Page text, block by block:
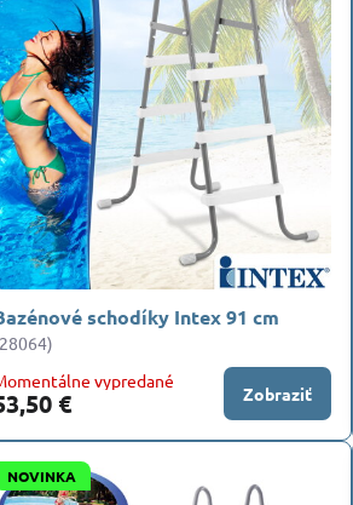
schodíky Intex 91 cm
vypredané
€ Zobraziť
NOVINKA